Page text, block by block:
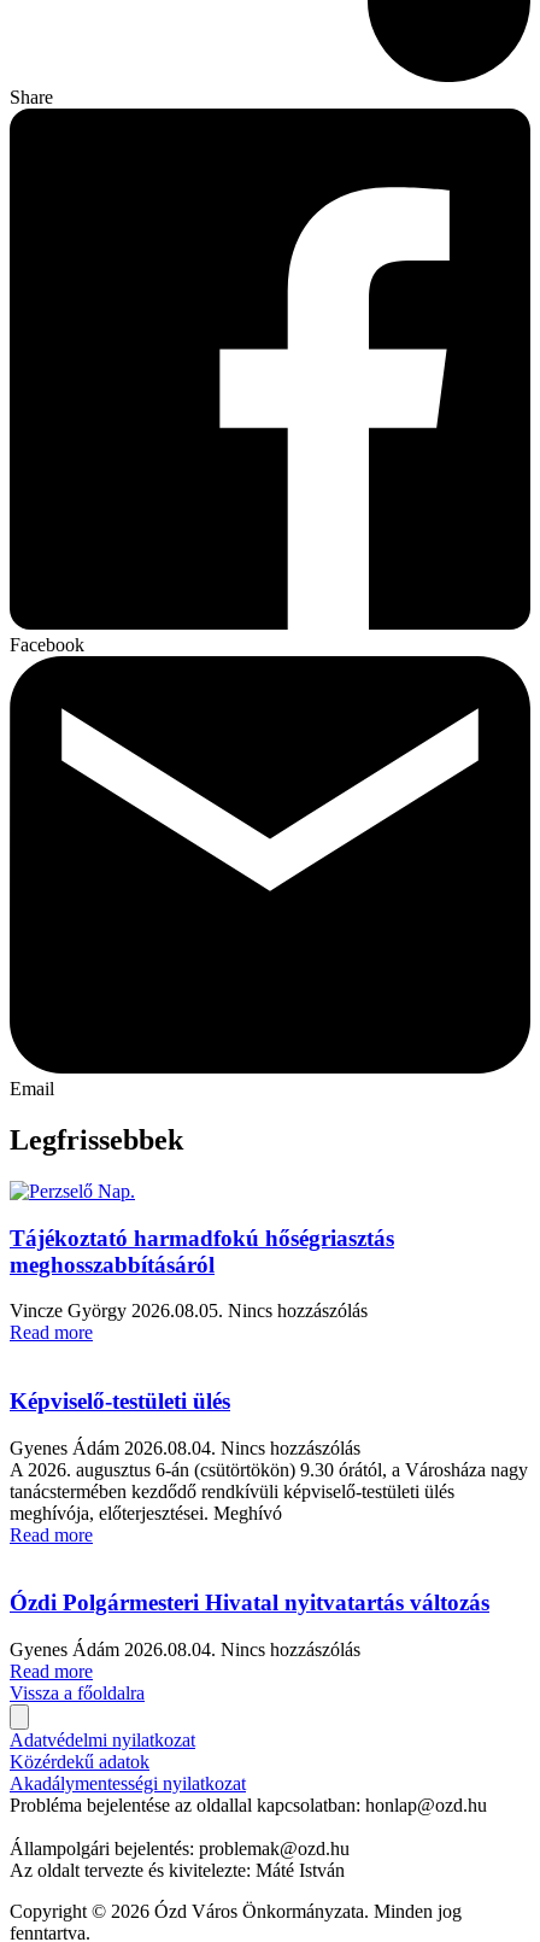
Share
Facebook
Email
Legfrissebbek
Tájékoztató harmadfokú hőségriasztás
meghosszabbításáról
Vincze György 2026.08.05. Nincs hozzászólás
Read more
Képviselő-testületi ülés
Gyenes Ádám 2026.08.04. Nincs hozzászólás
A 2026. augusztus 6-án (csütörtökön) 9.30 órától, a Városháza nagy
tanácstermében kezdődő rendkívüli képviselő-testületi ülés
meghívója, előterjesztései. Meghívó
Read more
Ózdi Polgármesteri Hivatal nyitvatartás változás
Gyenes Ádám 2026.08.04. Nincs hozzászólás
Read more
Vissza a főoldalra
Adatvédelmi nyilatkozat
Közérdekű adatok
Akadálymentességi nyilatkozat
Probléma bejelentése az oldallal kapcsolatban: honlap@ozd.hu
Állampolgári bejelentés: problemak@ozd.hu
Az oldalt tervezte és kivitelezte: Máté István
Copyright © 2026 Ózd Város Önkormányzata. Minden jog
fenntartva.